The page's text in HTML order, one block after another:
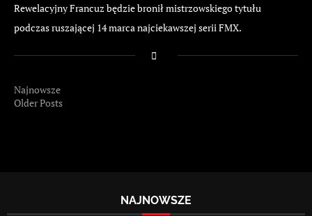
Rewelacyjny Francuz będzie bronił mistrzowskiego tytułu
podczas ruszającej 14 marca najciekawszej serii FMX.
Najnowsze
Older Posts
NAJNOWSZE